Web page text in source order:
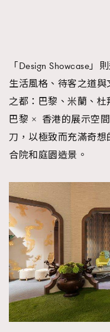
「Design Showcase
生活風格、待客之道
之都：巴黎、米蘭、杜
巴黎 × 香港的展示空
刀，以極致而充滿奇
合院和庭園造景。